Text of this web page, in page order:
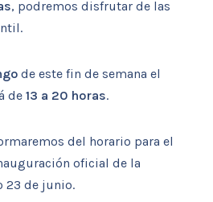
, podremos disfrutar de las
de este fin de semana el
de 13 a 20 horas.
del horario para el
oficial de la
23 de junio.